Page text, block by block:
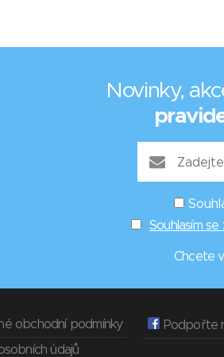
Novinky,
Souhlasím
Chcete
obchodní podmínky
údajů
Podpořte